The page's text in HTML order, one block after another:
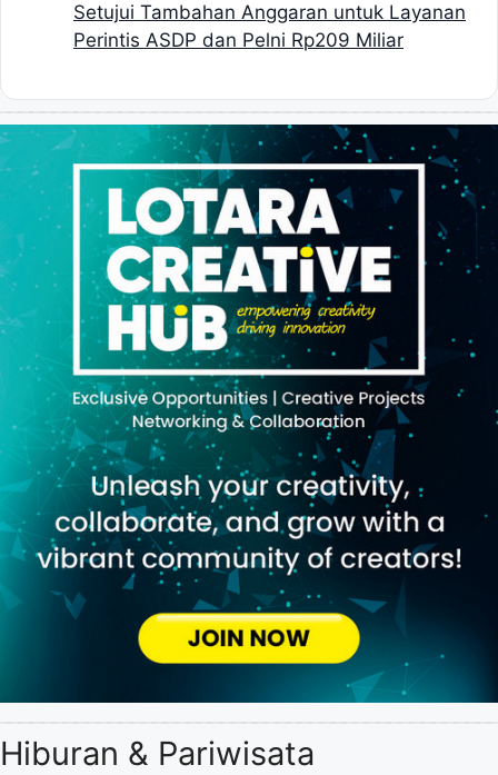
Setujui Tambahan Anggaran untuk Layanan
Perintis ASDP dan Pelni Rp209 Miliar
Hiburan & Pariwisata